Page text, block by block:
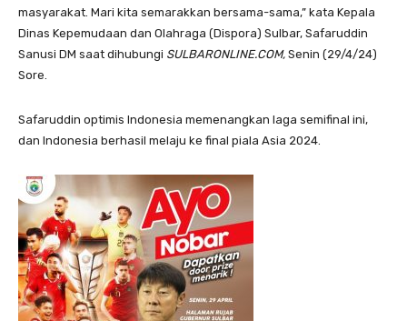
masyarakat. Mari kita semarakkan bersama-sama,” kata Kepala
Dinas Kepemudaan dan Olahraga (Dispora) Sulbar, Safaruddin
Sanusi DM saat dihubungi SULBARONLINE.COM, Senin (29/4/24)
Sore.
Safaruddin optimis Indonesia memenangkan laga semifinal ini,
dan Indonesia berhasil melaju ke final piala Asia 2024.